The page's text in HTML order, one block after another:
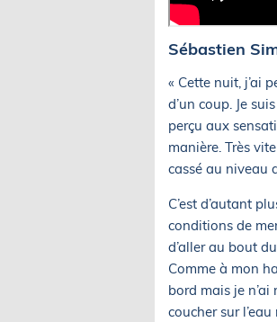
Sébastien
« Cette nuit, j’ai
d’un coup. Je
perçu aux
manière. Très
cassé au niveau
C’est d’autant
conditions de
d’aller au bout
Comme à mon
bord mais je
coucher sur